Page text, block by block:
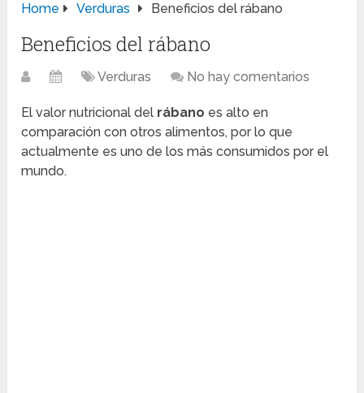
Home Verduras Beneficios del rábano
Beneficios del rábano
Verduras No hay comentarios
El valor nutricional del rábano es alto en
comparación con otros alimentos, por lo que
actualmente es uno de los más consumidos por el
mundo.